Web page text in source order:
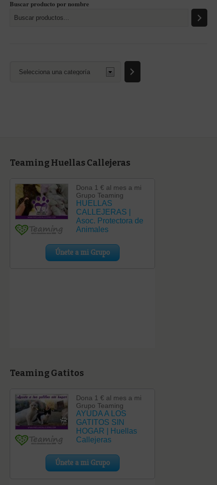
Buscar producto por nombre
Teaming Huellas Callejeras
Teaming Gatitos